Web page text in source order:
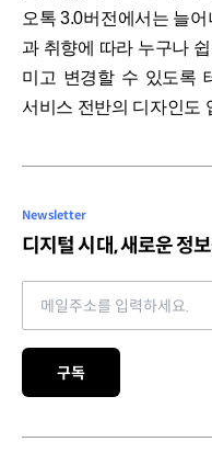
오톡 3.0버전에서는 늘
과 취향에 따라 누구나
미고 변경할 수 있도록
서비스 전반의 디자인도
Newsletter
디지털 시대, 새로운 정
구독